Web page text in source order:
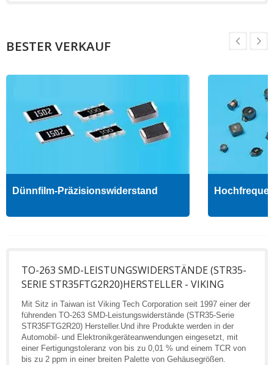
BESTER VERKAUF
Dünnfilm-Präzisionswiderstand
TO-263 SMD-LEISTUNGSWIDERSTÄNDE (STR35-
SERIE STR35FTG2R20)HERSTELLER - VIKING
Mit Sitz in Taiwan ist Viking Tech Corporation seit 1997 einer der
führenden TO-263 SMD-Leistungswiderstände (STR35-Serie
STR35FTG2R20) Hersteller.Und ihre Produkte werden in der
Automobil- und Elektronikgeräteanwendungen eingesetzt, mit
einer Fertigungstoleranz von bis zu 0,01 % und einem TCR von
bis zu 2 ppm in einer breiten Palette von Gehäusegrößen.